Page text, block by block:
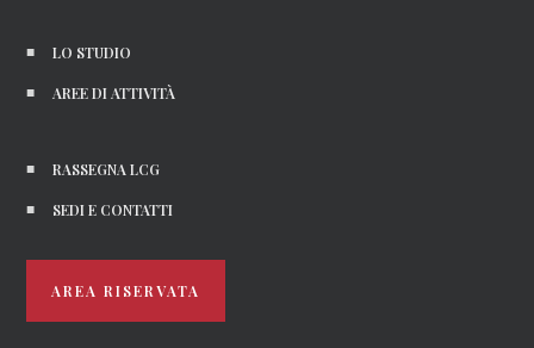
LO STUDIO
AREE DI ATTIVITÀ
RASSEGNA LCG
SEDI E CONTATTI
AREA RISERVATA